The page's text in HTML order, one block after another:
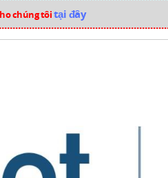
chúng tôitại đây